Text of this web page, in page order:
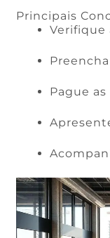
Principais
Verifique
Pague